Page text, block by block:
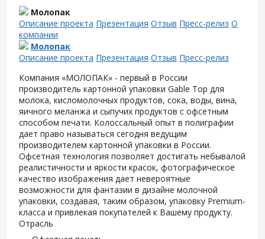
Молопак
Описание проекта Презентация Отзыв Пресс-релиз О
компании
Молопак
Описание проекта Презентация Отзыв Пресс-релиз
Компания «МОЛОПАК» - первый в России
производитель картонной упаковки Gable Top для
молока, кисломолочных продуктов, сока, воды, вина,
яичного меланжа и сыпучих продуктов с офсетным
способом печати. Колоссальный опыт в полиграфии
дает право называться сегодня ведущим
производителем картонной упаковки в России.
Офсетная технология позволяет достигать небывалой
реалистичности и яркости красок, фотографическое
качество изображения дает невероятные
возможности для фантазии в дизайне молочной
упаковки, создавая, таким образом, упаковку Premium-
класса и привлекая покупателей к Вашему продукту.
Отрасль